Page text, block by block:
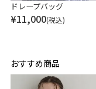
ドレープバッグ
¥11,000(税込)
おすすめ商品